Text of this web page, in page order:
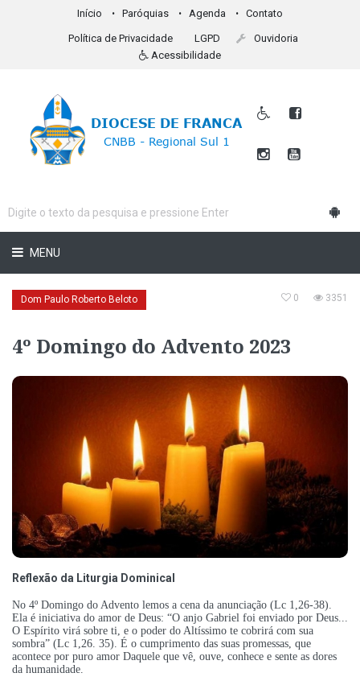
Início Paróquias Agenda Contato
Política de Privacidade LGPD
Ouvidoria
Acessibilidade
MENU
Dom Paulo Roberto Beloto 0 3351
4º Domingo do Advento 2023
Reflexão da Liturgia Dominical
No 4º Domingo do Advento lemos a cena da anunciação (Lc 1,26-38).
Ela é iniciativa do amor de Deus: “O anjo Gabriel foi enviado por Deus...
O Espírito virá sobre ti, e o poder do Altíssimo te cobrirá com sua
sombra” (Lc 1,26. 35). É o cumprimento das suas promessas, que
acontece por puro amor Daquele que vê, ouve, conhece e sente as dores
da humanidade.